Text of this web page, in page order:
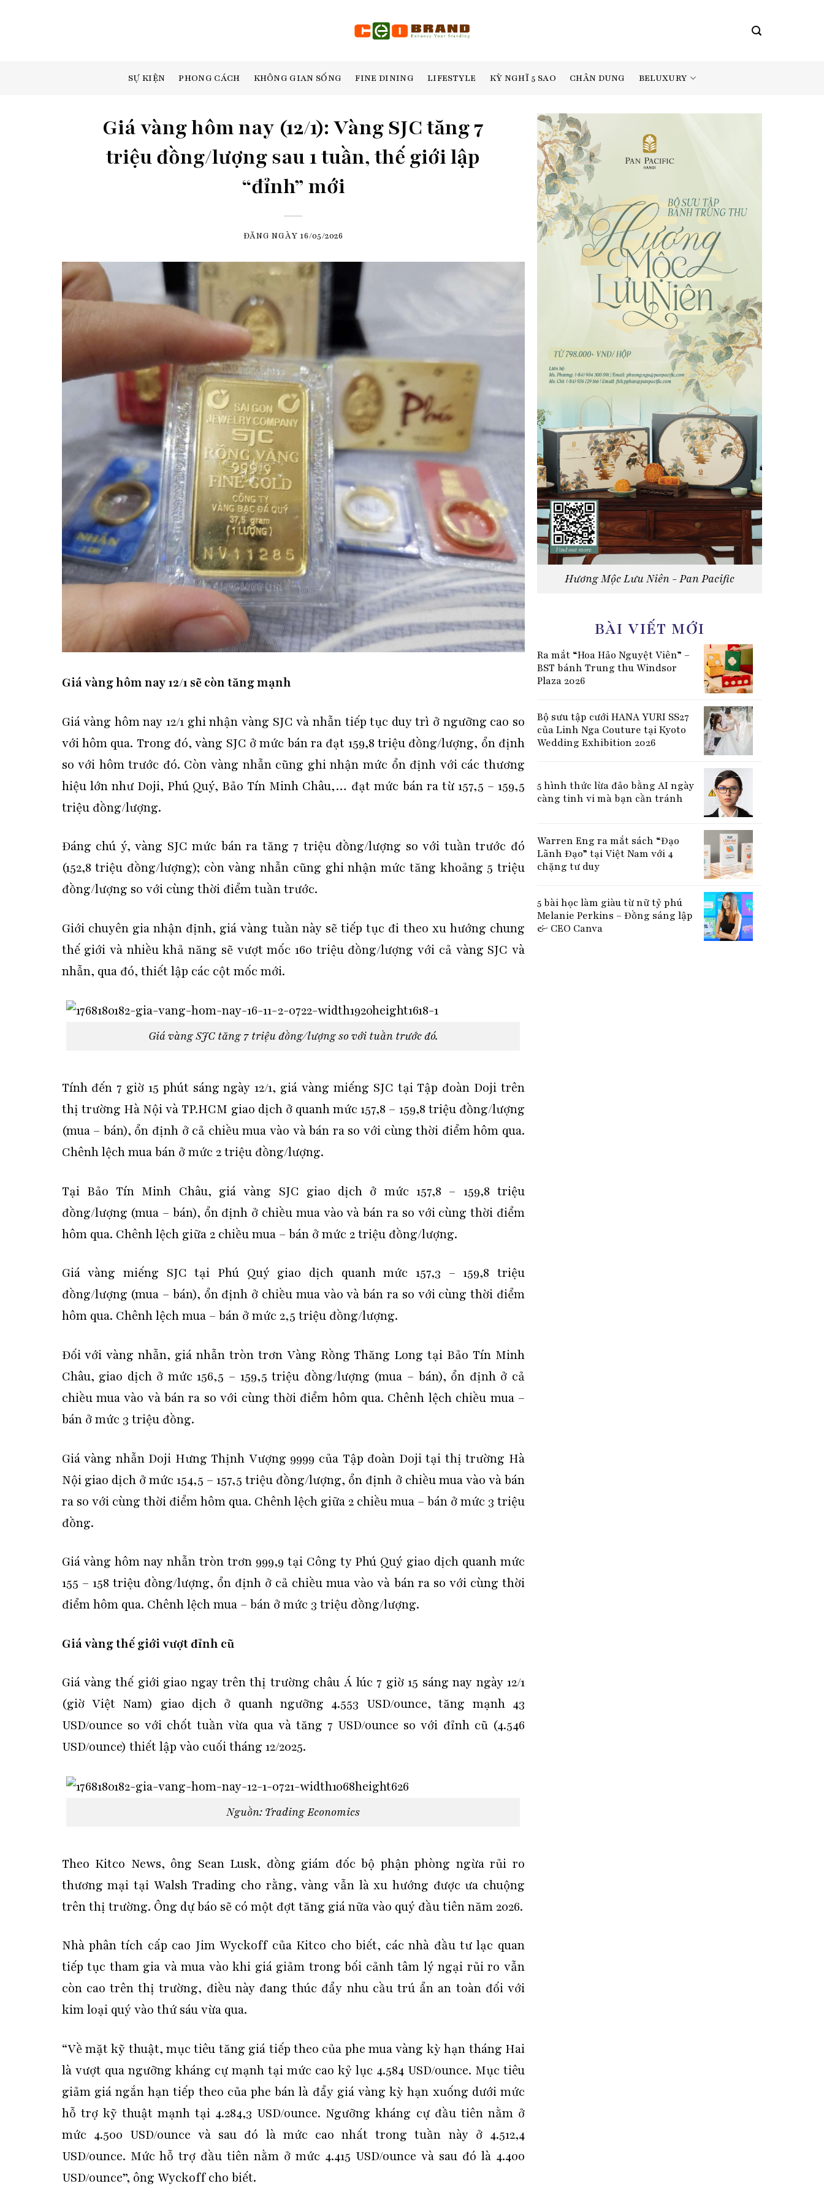
SỰ KIỆN PHONG CÁCH KHÔNG GIAN SỐNG FINE DINING LIFESTYLE KỲ NGHĨ 5 SAO CHÂN DUNG BELUXURY
Giá vàng hôm nay (12/1): Vàng SJC tăng 7
triệu đồng/lượng sau 1 tuần, thế giới lập
“đỉnh” mới
ĐĂNG NGÀY 16/05/2026
Giá vàng hôm nay 12/1 sẽ còn tăng mạnh
Giá vàng hôm nay 12/1 ghi nhận vàng SJC và nhẫn tiếp tục duy trì ở ngưỡng cao so
với hôm qua. Trong đó, vàng SJC ở mức bán ra đạt 159,8 triệu đồng/lượng, ổn định
so với hôm trước đó. Còn vàng nhẫn cũng ghi nhận mức ổn định với các thương
hiệu lớn như Doji, Phú Quý, Bảo Tín Minh Châu,… đạt mức bán ra từ 157,5 – 159,5
triệu đồng/lượng.
Đáng chú ý, vàng SJC mức bán ra tăng 7 triệu đồng/lượng so với tuần trước đó
(152,8 triệu đồng/lượng); còn vàng nhẫn cũng ghi nhận mức tăng khoảng 5 triệu
đồng/lượng so với cùng thời điểm tuần trước.
Giới chuyên gia nhận định, giá vàng tuần này sẽ tiếp tục đi theo xu hướng chung
thế giới và nhiều khả năng sẽ vượt mốc 160 triệu đồng/lượng với cả vàng SJC và
nhẫn, qua đó, thiết lập các cột mốc mới.
Giá vàng SJC tăng 7 triệu đồng/lượng so với tuần trước đó.
Tính đến 7 giờ 15 phút sáng ngày 12/1, giá vàng miếng SJC tại Tập đoàn Doji trên
thị trường Hà Nội và TP.HCM giao dịch ở quanh mức 157,8 – 159,8 triệu đồng/lượng
(mua – bán), ổn định ở cả chiều mua vào và bán ra so với cùng thời điểm hôm qua.
Chênh lệch mua bán ở mức 2 triệu đồng/lượng.
Tại Bảo Tín Minh Châu, giá vàng SJC giao dịch ở mức 157,8 – 159,8 triệu
đồng/lượng (mua – bán), ổn định ở chiều mua vào và bán ra so với cùng thời điểm
hôm qua. Chênh lệch giữa 2 chiều mua – bán ở mức 2 triệu đồng/lượng.
Giá vàng miếng SJC tại Phú Quý giao dịch quanh mức 157,3 – 159,8 triệu
đồng/lượng (mua – bán), ổn định ở chiều mua vào và bán ra so với cùng thời điểm
hôm qua. Chênh lệch mua – bán ở mức 2,5 triệu đồng/lượng.
Đối với vàng nhẫn, giá nhẫn tròn trơn Vàng Rồng Thăng Long tại Bảo Tín Minh
Châu, giao dịch ở mức 156,5 – 159,5 triệu đồng/lượng (mua – bán), ổn định ở cả
chiều mua vào và bán ra so với cùng thời điểm hôm qua. Chênh lệch chiều mua –
bán ở mức 3 triệu đồng.
Giá vàng nhẫn Doji Hưng Thịnh Vượng 9999 của Tập đoàn Doji tại thị trường Hà
Nội giao dịch ở mức 154,5 – 157,5 triệu đồng/lượng, ổn định ở chiều mua vào và bán
ra so với cùng thời điểm hôm qua. Chênh lệch giữa 2 chiều mua – bán ở mức 3 triệu
đồng.
Giá vàng hôm nay nhẫn tròn trơn 999,9 tại Công ty Phú Quý giao dịch quanh mức
155 – 158 triệu đồng/lượng, ổn định ở cả chiều mua vào và bán ra so với cùng thời
điểm hôm qua. Chênh lệch mua – bán ở mức 3 triệu đồng/lượng.
Giá vàng thế giới vượt đỉnh cũ
Giá vàng thế giới giao ngay trên thị trường châu Á lúc 7 giờ 15 sáng nay ngày 12/1
(giờ Việt Nam) giao dịch ở quanh ngưỡng 4.553 USD/ounce, tăng mạnh 43
USD/ounce so với chốt tuần vừa qua và tăng 7 USD/ounce so với đỉnh cũ (4.546
USD/ounce) thiết lập vào cuối tháng 12/2025.
Nguồn: Trading Economics
Theo Kitco News, ông Sean Lusk, đồng giám đốc bộ phận phòng ngừa rủi ro
thương mại tại Walsh Trading cho rằng, vàng vẫn là xu hướng được ưa chuộng
trên thị trường. Ông dự báo sẽ có một đợt tăng giá nữa vào quý đầu tiên năm 2026.
Nhà phân tích cấp cao Jim Wyckoff của Kitco cho biết, các nhà đầu tư lạc quan
tiếp tục tham gia và mua vào khi giá giảm trong bối cảnh tâm lý ngại rủi ro vẫn
còn cao trên thị trường, điều này đang thúc đẩy nhu cầu trú ẩn an toàn đối với
kim loại quý vào thứ sáu vừa qua.
“Về mặt kỹ thuật, mục tiêu tăng giá tiếp theo của phe mua vàng kỳ hạn tháng Hai
là vượt qua ngưỡng kháng cự mạnh tại mức cao kỷ lục 4.584 USD/ounce. Mục tiêu
giảm giá ngắn hạn tiếp theo của phe bán là đẩy giá vàng kỳ hạn xuống dưới mức
hỗ trợ kỹ thuật mạnh tại 4.284,3 USD/ounce. Ngưỡng kháng cự đầu tiên nằm ở
mức 4.500 USD/ounce và sau đó là mức cao nhất trong tuần này ở 4.512,4
USD/ounce. Mức hỗ trợ đầu tiên nằm ở mức 4.415 USD/ounce và sau đó là 4.400
USD/ounce”, ông Wyckoff cho biết.
Hương Mộc Lưu Niên - Pan Pacific
BÀI VIẾT MỚI
Ra mắt “Hoa Hảo Nguyệt Viên” –
BST bánh Trung thu Windsor
Plaza 2026
Bộ sưu tập cưới HANA YURI SS27
của Linh Nga Couture tại Kyoto
Wedding Exhibition 2026
5 hình thức lừa đảo bằng AI ngày
càng tinh vi mà bạn cần tránh
Warren Eng ra mắt sách “Đạo
Lãnh Đạo” tại Việt Nam với 4
chặng tư duy
5 bài học làm giàu từ nữ tỷ phú
Melanie Perkins – Đồng sáng lập
& CEO Canva